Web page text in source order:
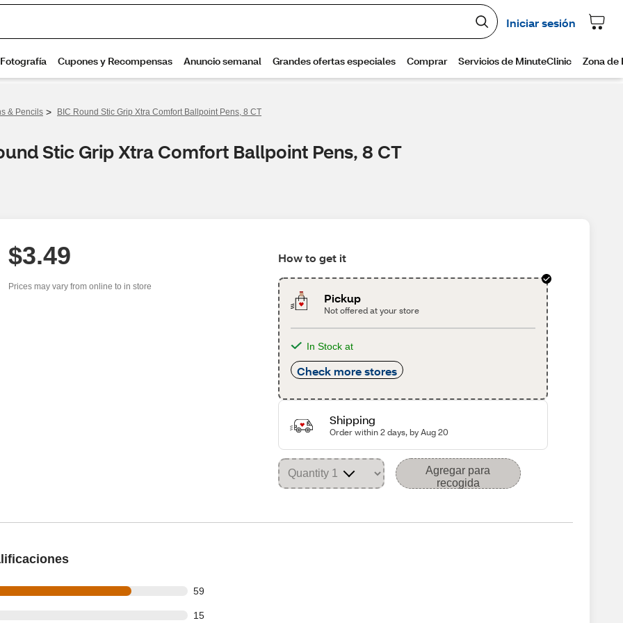
& Pencils > BIC Round Stic Grip Xtra Comfort Ballpoint Pens, 8 CT
Stic Grip Xtra Comfort Ballpoint Pens, 8 CT
$3.49
Prices may vary from online to in store
How to get it
Pickup
Not offered at your store
In Stock at
Check more stores
Shipping
Order within 2 days, by Aug 20
Agregar para
recogida
59
of 76 reviews
15
of 76 reviews